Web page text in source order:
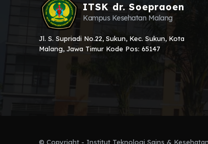
ITSK dr. Soepraoen
Kampus Kesehatan Malang
Jl. S. Supriadi No.22, Sukun, Kec. Sukun, Kota
Malang, Jawa Timur Kode Pos: 65147
© Copyright - Institut Teknologi Sains &